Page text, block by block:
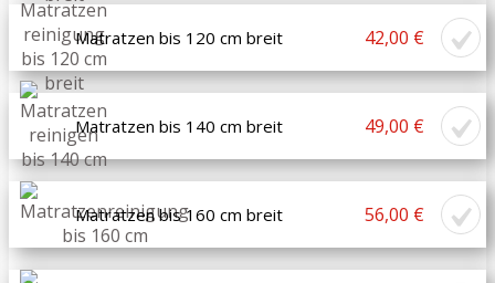
Matratzen bis 120 cm breit 42,00 €
Matratzen bis 140 cm breit 49,00 €
Matratzen bis 160 cm breit 56,00 €